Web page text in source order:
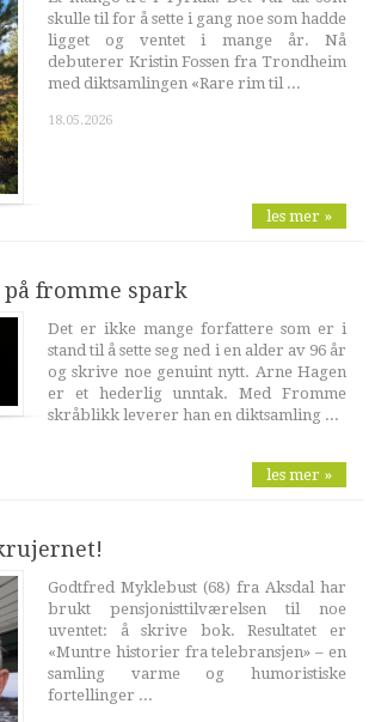
skulle til for å sette i gang noe som hadde
ligget og ventet i mange år. Nå
debuterer Kristin Fossen fra Trondheim
med diktsamlingen «Rare rim til ...
18.05.2026
les mer »
fromme spark
Det er ikke mange forfattere som er i
stand til å sette seg ned i en alder av 96 år
og skrive noe genuint nytt. Arne Hagen
er et hederlig unntak. Med Fromme
skråblikk leverer han en diktsamling ...
les mer »
Godtfred Myklebust (68) fra Aksdal har
brukt pensjonisttilværelsen til noe
uventet: å skrive bok. Resultatet er
«Muntre historier fra telebransjen» – en
samling varme og humoristiske
fortellinger ...